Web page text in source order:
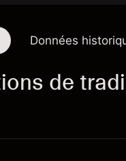
Données
de